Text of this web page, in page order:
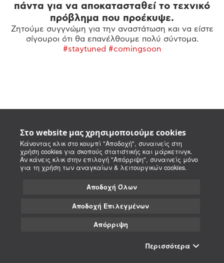
Στο website μας χρησιμοποιούμε cookies
Κάνοντας κλικ στο κουμπί "Αποδοχή", συναινείς στη
χρήση cookies για σκοπούς στατιστικής και μάρκετινγκ.
Αν κάνεις κλικ στην επιλογή "Απόρριψη", συναινείς μόνο
για τη χρήση των αναγκαίων & λειτουργικών cookies.
Αποδοχή Όλων
Αποδοχή Επιλεγμένων
Απόρριψη
Περισσότερα
πάντα για να αποκατασταθεί το τεχνικό
πρόβλημα που προέκυψε.
Ζητούμε συγγνώμη για την αναστάτωση και να είστε
σίγουροι ότι θα επανέλθουμε πολύ σύντομα.
#staytuned #comingsoon